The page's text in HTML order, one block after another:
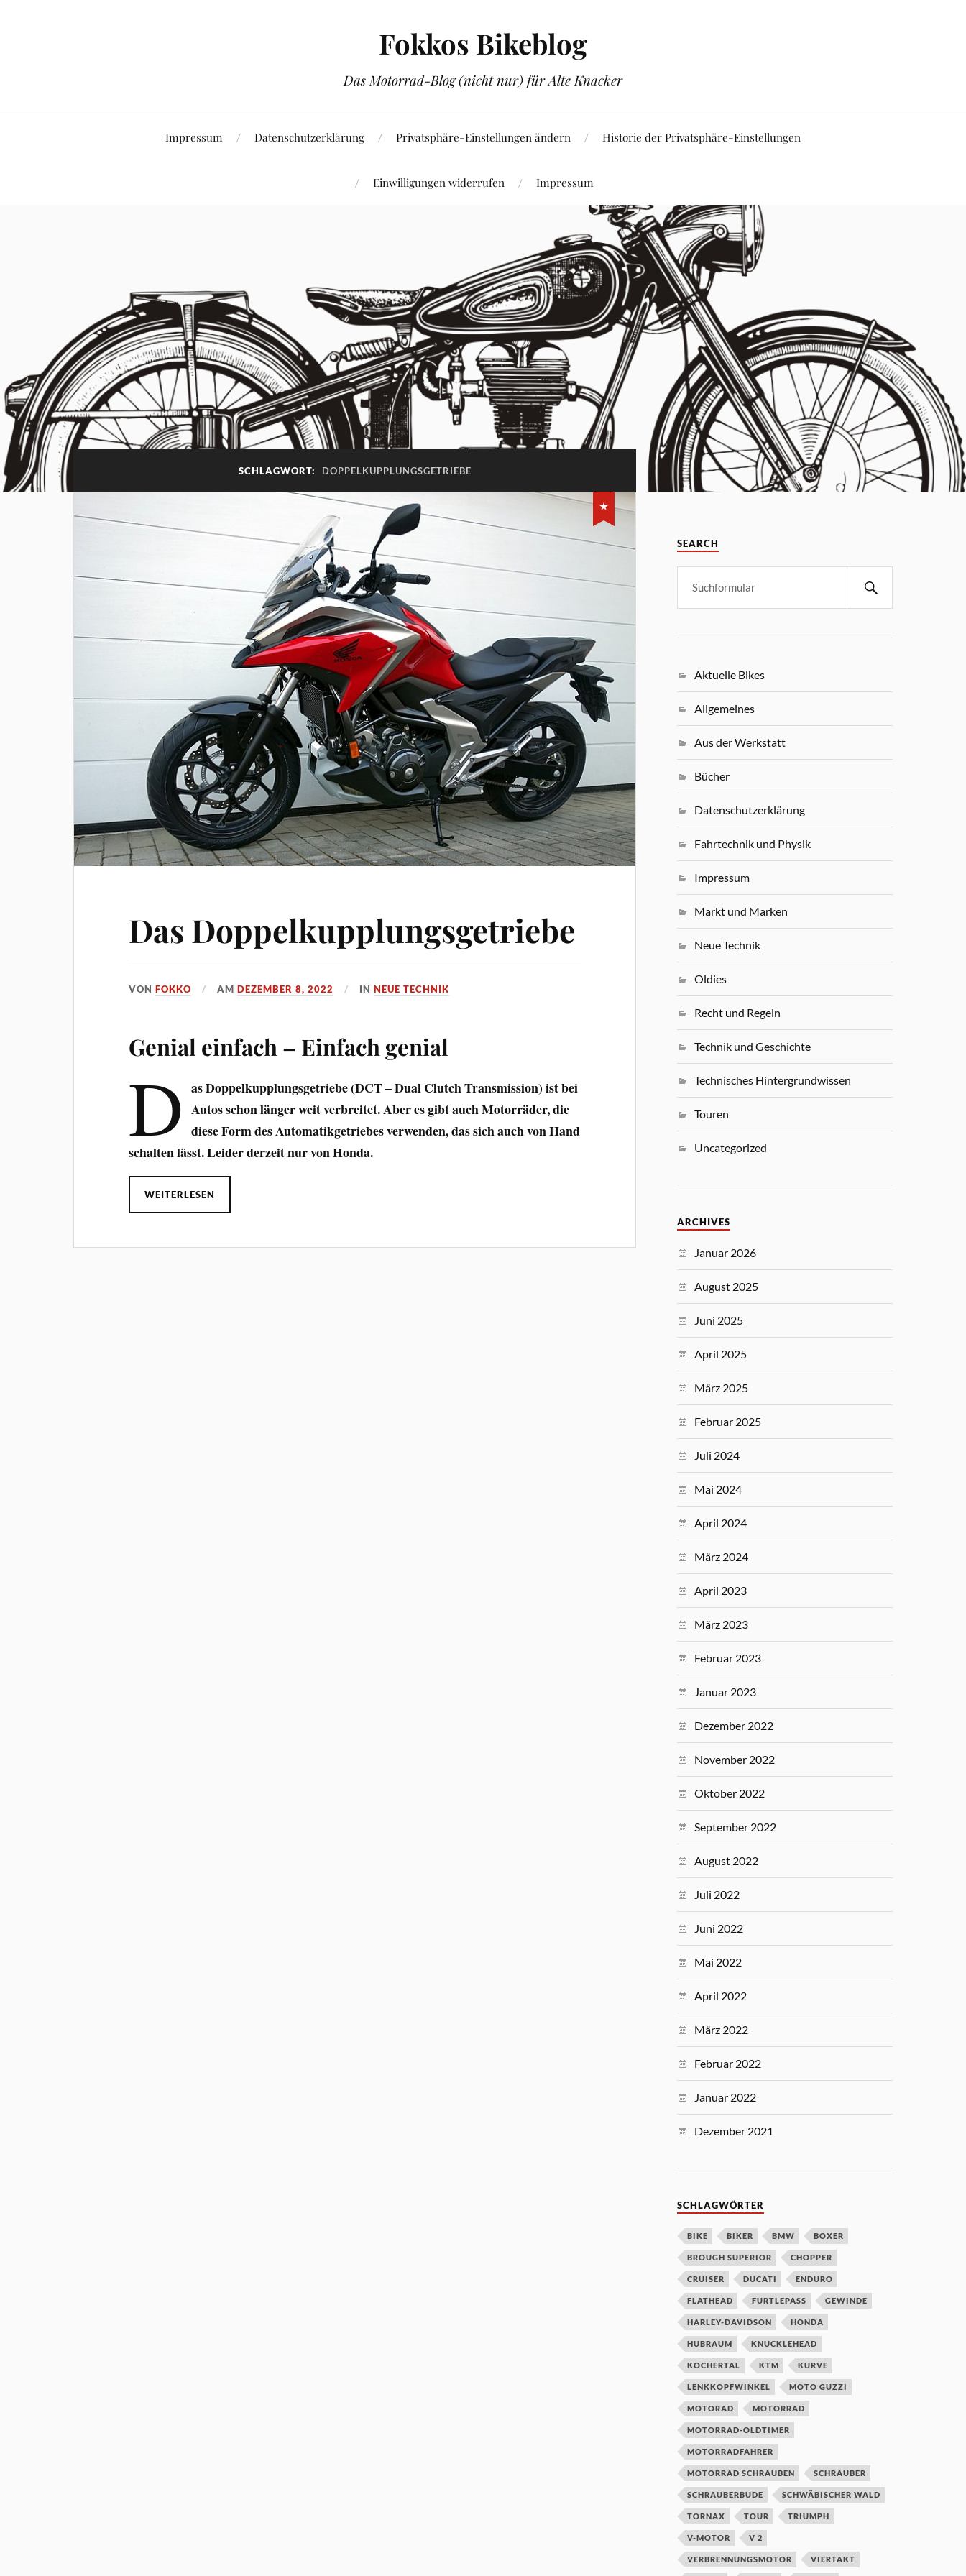
Fokkos Bikeblog
Das Motorrad-Blog (nicht nur) für Alte Knacker
Impressum Datenschutzerklärung Privatsphäre-Einstellungen ändern Historie der Privatsphäre-Einstellungen
Einwilligungen widerrufen Impressum
SCHLAGWORT: DOPPELKUPPLUNGSGETRIEBE
Das Doppelkupplungsgetriebe
VONFOKKO AMDEZEMBER 8, 2022 INNEUE TECHNIK
Genial einfach – Einfach genial
D as Doppelkupplungsgetriebe (DCT – Dual Clutch Transmission) ist bei
Autos schon länger weit verbreitet. Aber es gibt auch Motorräder, die
diese Form des Automatikgetriebes verwenden, das sich auch von Hand
schalten lässt. Leider derzeit nur von Honda.
WEITERLESEN
SEARCH
Aktuelle Bikes
Allgemeines
Aus der Werkstatt
Bücher
Datenschutzerklärung
Fahrtechnik und Physik
Impressum
Markt und Marken
Neue Technik
Oldies
Recht und Regeln
Technik und Geschichte
Technisches Hintergrundwissen
Touren
Uncategorized
ARCHIVES
Januar 2026
August 2025
Juni 2025
April 2025
März 2025
Februar 2025
Juli 2024
Mai 2024
April 2024
März 2024
April 2023
März 2023
Februar 2023
Januar 2023
Dezember 2022
November 2022
Oktober 2022
September 2022
August 2022
Juli 2022
Juni 2022
Mai 2022
April 2022
März 2022
Februar 2022
Januar 2022
Dezember 2021
SCHLAGWÖRTER
BIKE BIKER BMW BOXER
BROUGH SUPERIOR CHOPPER
CRUISER DUCATI ENDURO
FLATHEAD FURTLEPASS GEWINDE
HARLEY-DAVIDSON HONDA
HUBRAUM KNUCKLEHEAD
KOCHERTAL KTM KURVE
LENKKOPFWINKEL MOTO GUZZI
MOTORAD MOTORRAD
MOTORRAD-OLDTIMER
MOTORRADFAHRER
MOTORRAD SCHRAUBEN SCHRAUBER
SCHRAUBERBUDE SCHWÄBISCHER WALD
TORNAX TOUR TRIUMPH
V-MOTOR V 2
VERBRENNUNGSMOTOR VIERTAKT